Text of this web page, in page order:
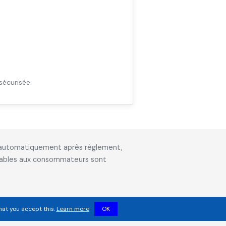
après règlement,
aux consommateurs sont
you accept this.Learn more OK